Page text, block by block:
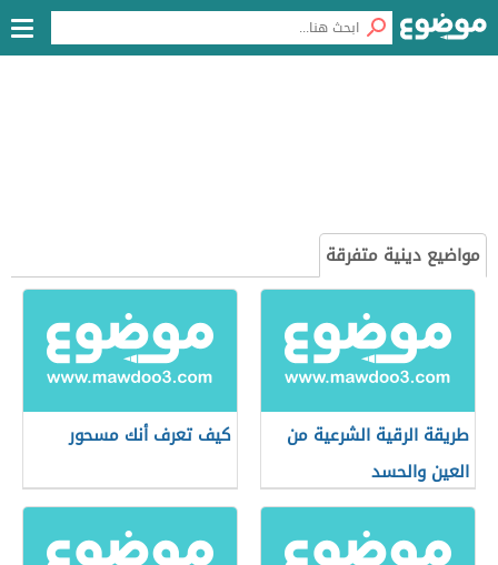
مواضيع دينية متفرقة
طريقة الرقية الشرعية من
العين والحسد
كيف تعرف أنك مسحور